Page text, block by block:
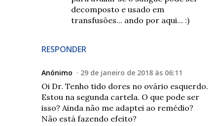
RESPONDER
decomposto e usado em
transfusões... ando por aqui... :)
Anónimo 29 de janeiro de 2018 às 06:11
Oi Dr. Tenho tido dores no ovário esquerdo.
Estou na segunda cartela. O que pode ser
isso? Ainda não me adaptei ao remédio?
Não está fazendo efeito?